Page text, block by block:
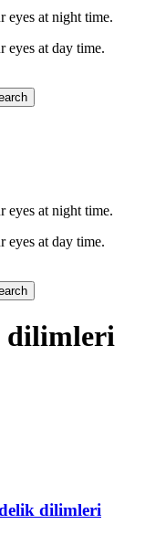
eyes at night time.
eyes at day time.
eyes at night time.
eyes at day time.
dilimleri
dilimleri